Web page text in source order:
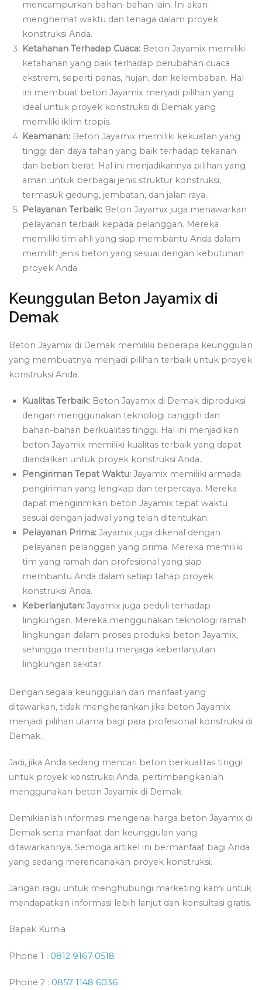
mencampurkan bahan-bahan lain. Ini akan
menghemat waktu dan tenaga dalam proyek
konstruksi Anda.
Ketahanan Terhadap Cuaca: Beton Jayamix memiliki
ketahanan yang baik terhadap perubahan cuaca
ekstrem, seperti panas, hujan, dan kelembaban. Hal
ini membuat beton Jayamix menjadi pilihan yang
ideal untuk proyek konstruksi di Demak yang
memiliki iklim tropis.
Keamanan: Beton Jayamix memiliki kekuatan yang
tinggi dan daya tahan yang baik terhadap tekanan
dan beban berat. Hal ini menjadikannya pilihan yang
aman untuk berbagai jenis struktur konstruksi,
termasuk gedung, jembatan, dan jalan raya.
Pelayanan Terbaik: Beton Jayamix juga menawarkan
pelayanan terbaik kepada pelanggan. Mereka
memiliki tim ahli yang siap membantu Anda dalam
memilih jenis beton yang sesuai dengan kebutuhan
proyek Anda.
Keunggulan Beton Jayamix di
Demak
Beton Jayamix di Demak memiliki beberapa keunggulan
yang membuatnya menjadi pilihan terbaik untuk proyek
konstruksi Anda:
Kualitas Terbaik: Beton Jayamix di Demak diproduksi
dengan menggunakan teknologi canggih dan
bahan-bahan berkualitas tinggi. Hal ini menjadikan
beton Jayamix memiliki kualitas terbaik yang dapat
diandalkan untuk proyek konstruksi Anda.
Pengiriman Tepat Waktu: Jayamix memiliki armada
pengiriman yang lengkap dan terpercaya. Mereka
dapat mengirimkan beton Jayamix tepat waktu
sesuai dengan jadwal yang telah ditentukan.
Pelayanan Prima: Jayamix juga dikenal dengan
pelayanan pelanggan yang prima. Mereka memiliki
tim yang ramah dan profesional yang siap
membantu Anda dalam setiap tahap proyek
konstruksi Anda.
Keberlanjutan: Jayamix juga peduli terhadap
lingkungan. Mereka menggunakan teknologi ramah
lingkungan dalam proses produksi beton Jayamix,
sehingga membantu menjaga keberlanjutan
lingkungan sekitar.
Dengan segala keunggulan dan manfaat yang
ditawarkan, tidak mengherankan jika beton Jayamix
menjadi pilihan utama bagi para profesional konstruksi di
Demak.
Jadi, jika Anda sedang mencari beton berkualitas tinggi
untuk proyek konstruksi Anda, pertimbangkanlah
menggunakan beton Jayamix di Demak.
Demikianlah informasi mengenai harga beton Jayamix di
Demak serta manfaat dan keunggulan yang
ditawarkannya. Semoga artikel ini bermanfaat bagi Anda
yang sedang merencanakan proyek konstruksi.
Jangan ragu untuk menghubungi marketing kami untuk
mendapatkan informasi lebih lanjut dan konsultasi gratis.
Bapak Kurnia
Phone 1 : 0812 9167 0518
Phone 2 : 0857 1148 6036